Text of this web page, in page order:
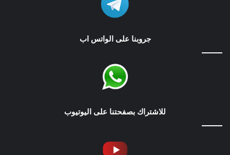
جروبنا على الواتس اب
للاشتراك بصفحتنا على اليوتيوب